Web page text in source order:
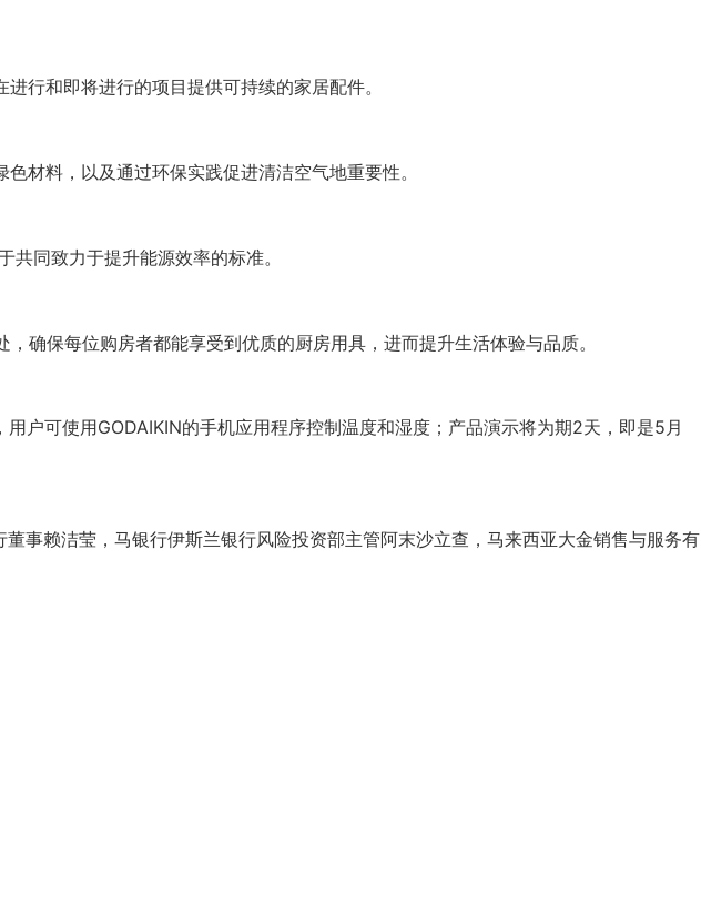
行和即将进行的项目提供可持续的家居配件。
材料，以及通过环保实践促进清洁空气地重要性。
同致力于提升能源效率的标准。
确保每位购房者都能享受到优质的厨房用具，进而提升生活体验与品质。
户可使用GODAIKIN的手机应用程序控制温度和湿度；产品演示将为期2天，即是5月
事赖洁莹，马银行伊斯兰银行风险投资部主管阿末沙立查，马来西亚大金销售与服务有